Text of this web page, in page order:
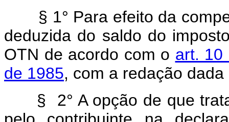
§ 1° Para efeito da
deduzida do saldo do
OTN de acordo com o art. 10
de 1985, com a redação
§ 2° A opção de que